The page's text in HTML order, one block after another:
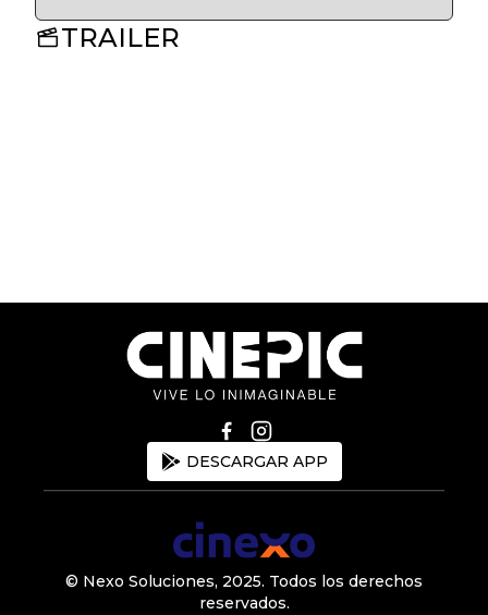
TRAILER
DESCARGAR APP
© Nexo Soluciones, 2025. Todos los derechos
reservados.